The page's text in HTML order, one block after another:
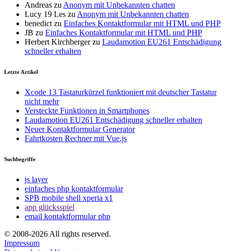
Andreas zu Anonym mit Unbekannten chatten
Lucy 19 Les zu Anonym mit Unbekannten chatten
benedict zu Einfaches Kontaktformular mit HTML und PHP
JB zu Einfaches Kontaktformular mit HTML und PHP
Herbert Kirchbergerzu Laudamotion EU261 Entschädigung
schneller erhalten
Letzte Artikel
Xcode 13 Tastaturkürzel funktioniert mit deutscher Tastatur
nicht mehr
Versteckte Funktionen in Smartphones
Laudamotion EU261 Entschädigung schneller erhalten
Neuer Kontaktformular Generator
Fahrtkosten Rechner mit Vue.js
Suchbegriffe
js layer
einfaches php kontaktformular
SPB mobile shell xperia x1
app glücksspiel
email kontaktformular php
© 2008-2026 All rights reserved.
Impressum